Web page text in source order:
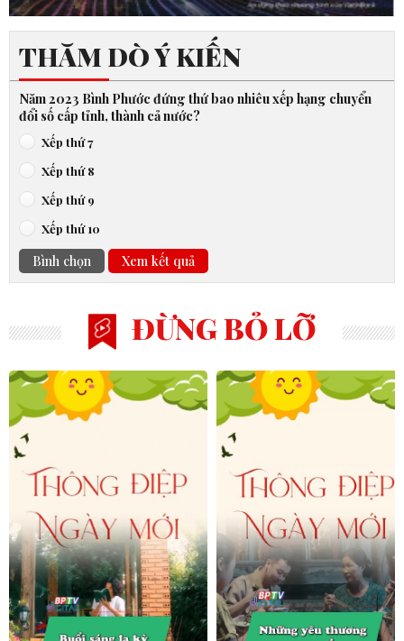
THĂM DÒ Ý KIẾN
Năm 2023 Bình Phước đứng thứ bao nhiêu xếp hạng chuyển
đổi số cấp tỉnh, thành cả nước?
Xếp thứ 7
Xếp thứ 8
Xếp thứ 9
Xếp thứ 10
Bình chọn Xem kết quả
ĐỪNG BỎ LỠ